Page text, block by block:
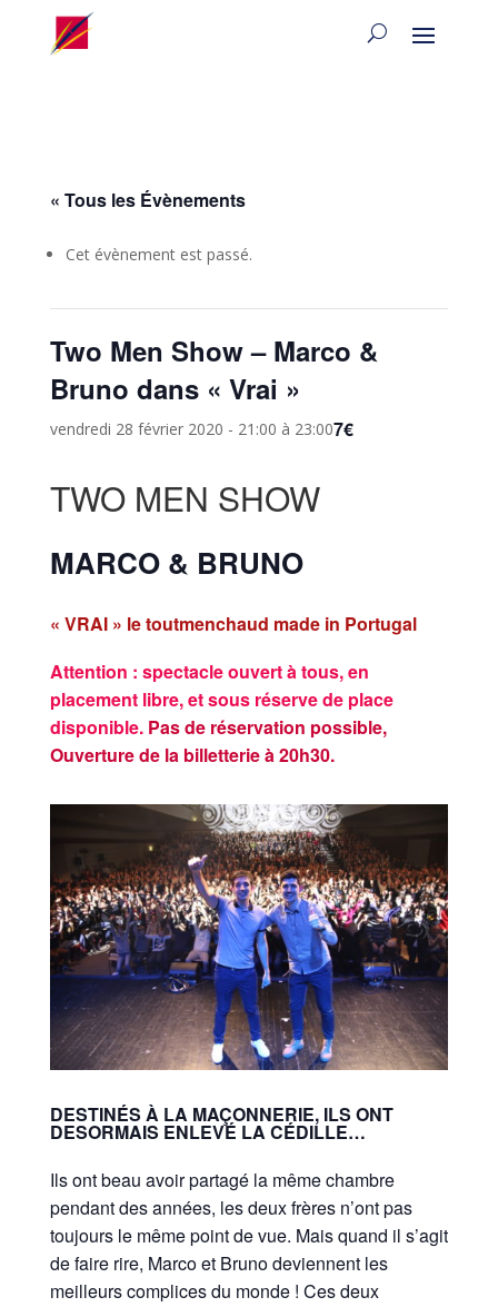
« Tous les Évènements
Cet évènement est passé.
Two Men Show – Marco &
Bruno dans « Vrai »
vendredi 28 février 2020 - 21:00 à 23:007€
TWO MEN SHOW
MARCO & BRUNO
« VRAI » le toutmenchaud made in Portugal
Attention : spectacle ouvert à tous, en
placement libre, et sous réserve de place
disponible. Pas de réservation possible,
Ouverture de la billetterie à 20h30.
DESTINÉS À LA MAÇONNERIE, ILS ONT
DESORMAIS ENLEVÉ LA CÉDILLE…
Ils ont beau avoir partagé la même chambre
pendant des années, les deux frères n’ont pas
toujours le même point de vue. Mais quand il s’agit
de faire rire, Marco et Bruno deviennent les
meilleurs complices du monde ! Ces deux